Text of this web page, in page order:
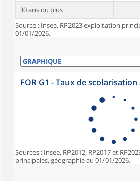
30 ans ou plus
Source : Insee, RP2023 exploitation
01/01/2026.
FOR G1 - Taux de
Sources : Insee, RP2012, RP2017 et
principales, géographie au 01/01/2026.